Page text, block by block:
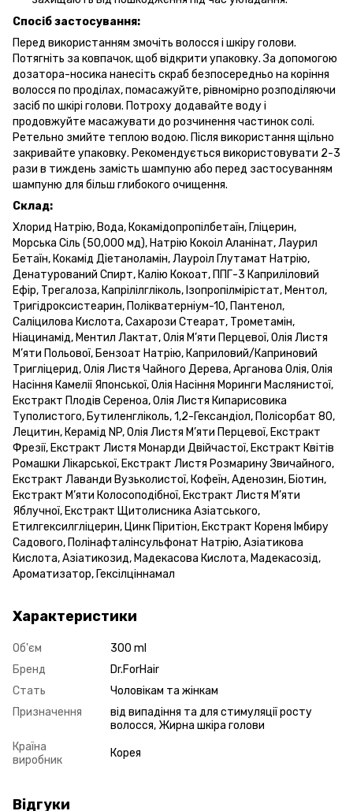
Спосіб застосування:
Перед використанням змочіть волосся і шкіру голови.
Потягніть за ковпачок, щоб відкрити упаковку. За допомогою
дозатора-носика нанесіть скраб безпосередньо на коріння
волосся по проділах, помасажуйте, рівномірно розподіляючи
засіб по шкірі голови. Потроху додавайте воду і
продовжуйте масажувати до розчинення частинок солі.
Ретельно змийте теплою водою. Після використання щільно
закривайте упаковку. Рекомендується використовувати 2-3
рази в тиждень замість шампуню або перед застосуванням
шампуню для більш глибокого очищення.
Склад:
Хлорид Натрію, Вода, Кокамідопропілбетаїн, Гліцерин,
Морська Сіль (50,000 мд), Натрію Кокоіл Аланінат, Лаурил
Бетаїн, Кокамід Діетаноламін, Лауроіл Глутамат Натрію,
Денатурований Спирт, Калію Кокоат, ППГ-3 Каприліловий
Ефір, Трегалоза, Капрілілгліколь, Ізопропілмірістат, Ментол,
Тригідроксистеарин, Полікватерніум-10, Пантенол,
Саліцилова Кислота, Сахарози Стеарат, Трометамін,
Ніацинамід, Ментил Лактат, Олія М’яти Перцевої, Олія Листя
М’яти Польової, Бензоат Натрію, Каприловий/Каприновий
Тригліцерид, Олія Листя Чайного Дерева, Арганова Олія, Олія
Насіння Камелії Японської, Олія Насіння Моринги Маслянистої,
Екстракт Плодів Сереноа, Олія Листя Кипарисовика
Туполистого, Бутиленгліколь, 1,2-Гександіол, Полісорбат 80,
Лецитин, Керамід NP, Олія Листя М’яти Перцевої, Екстракт
Фрезії, Екстракт Листя Монарди Двійчастої, Екстракт Квітів
Ромашки Лікарської, Екстракт Листя Розмарину Звичайного,
Екстракт Лаванди Вузьколистої, Кофеїн, Аденозин, Біотин,
Екстракт М’яти Колосоподібної, Екстракт Листя М’яти
Яблучної, Екстракт Щитолисника Азіатського,
Етилгексилгліцерин, Цинк Піритіон, Екстракт Кореня Імбиру
Садового, Полінафталінсульфонат Натрію, Азіатикова
Кислота, Азіатикозид, Мадекасова Кислота, Мадекасозід,
Ароматизатор, Гексілціннамал
Характеристики
Об'єм
300 ml
Бренд
Dr.ForHair
Стать
Чоловікам та жінкам
Призначення
від випадіння та для стимуляції росту
волосся, Жирна шкіра голови
Країна
виробник
Корея
Відгуки